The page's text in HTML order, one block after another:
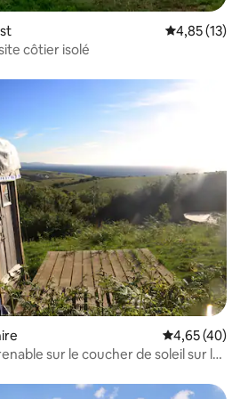
Évaluation
4,85 (13)
côtier isolé
Évaluation
4,65 (40)
sur le coucher de soleil sur la